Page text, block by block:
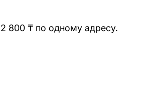
800 ₸ по одному адресу.